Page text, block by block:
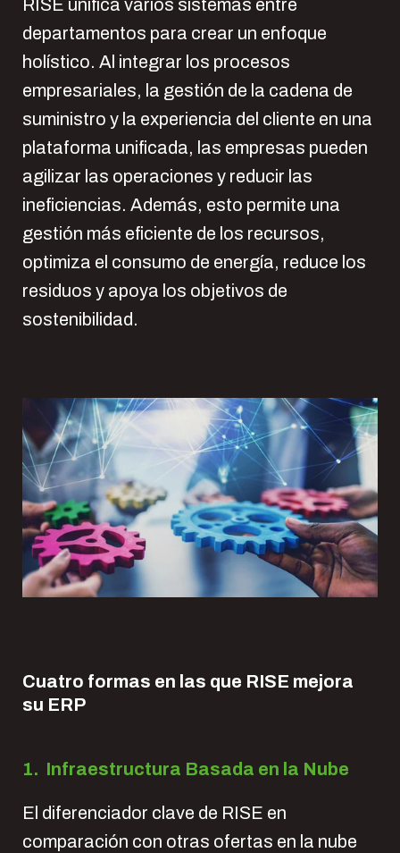
RISE unifica varios sistemas entre
departamentos para crear un enfoque
holístico. Al integrar los procesos
empresariales, la gestión de la cadena de
suministro y la experiencia del cliente en una
plataforma unificada, las empresas pueden
agilizar las operaciones y reducir las
ineficiencias. Además, esto permite una
gestión más eficiente de los recursos,
optimiza el consumo de energía, reduce los
residuos y apoya los objetivos de
sostenibilidad.
Cuatro formas en las que RISE mejora
su ERP
1. Infraestructura Basada en la Nube
El diferenciador clave de RISE en
comparación con otras ofertas en la nube